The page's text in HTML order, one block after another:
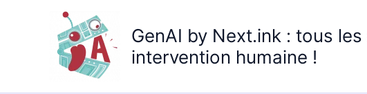
GenAI by Next.ink : tous
intervention humaine !